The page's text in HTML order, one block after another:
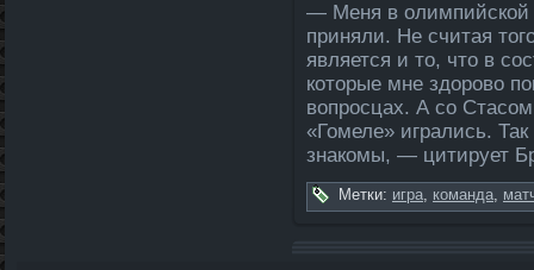
— Меня в олимпи­йской
приняли. Не считая
является и то, что в
которые мне здорово
вопросцах. А со
«Гомеле­» игрались.
знакомы, — цитирует
Метки: игра, команда­,